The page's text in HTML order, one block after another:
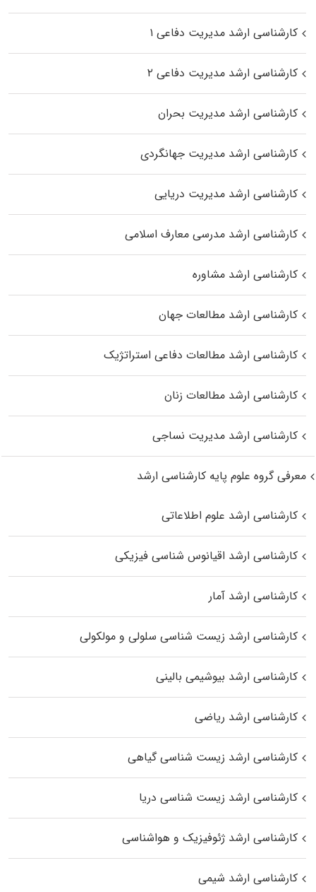
کارشناسی ارشد مدیریت دفاعی ۱
کارشناسی ارشد مدیریت دفاعی ۲
کارشناسی ارشد مدیریت بحران
کارشناسی ارشد مدیریت جهانگردی
کارشناسی ارشد مدیریت دریایی
کارشناسی ارشد مدرسی معارف اسلامی
کارشناسی ارشد مشاوره
کارشناسی ارشد مطالعات جهان
کارشناسی ارشد مطالعات دفاعی استراتژیک
کارشناسی ارشد مطالعات زنان
کارشناسی ارشد مدیریت نساجی
معرفی گروه علوم پایه کارشناسی ارشد
کارشناسی ارشد علوم اطلاعاتی
کارشناسی ارشد اقیانوس‌ شناسی فیزیکی
کارشناسی ارشد آمار
کارشناسی ارشد زیست شناسی سلولی و مولکولی
کارشناسی ارشد بیوشیمی بالینی
کارشناسی ارشد ریاضی
کارشناسی ارشد زیست‌ شناسی گیاهی
کارشناسی ارشد زیست‌ شناسی دریا
کارشناسی ارشد ژئوفیزیک و هواشناسی
کارشناسی ارشد شیمی